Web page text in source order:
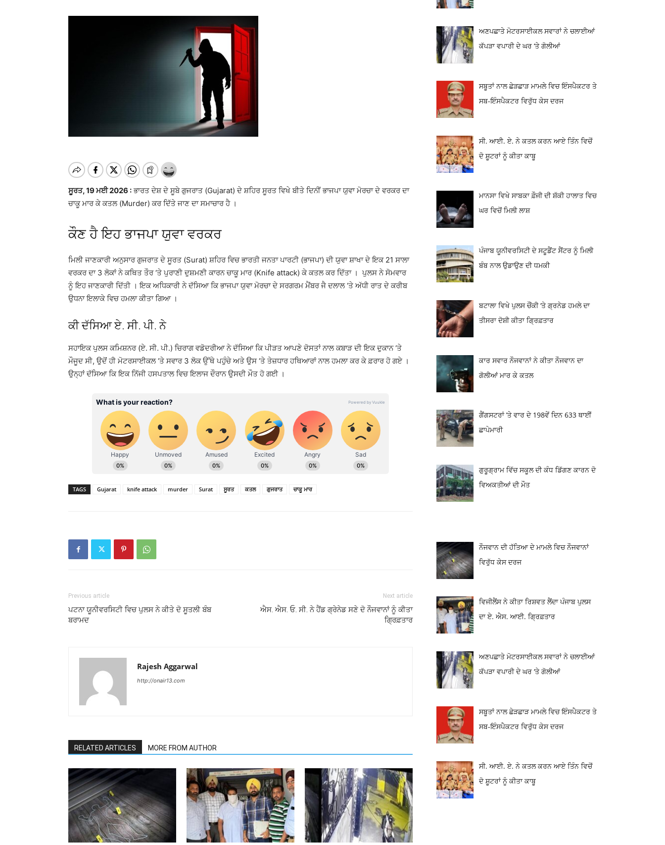
ਸੂਰਤ, 19 ਮਈ 2026 : ਭਾਰਤ ਦੇਸ਼ ਦੇ ਸੂਬੇ ਗੁਜਰਾਤ (Gujarat) ਦੇ ਸ਼ਹਿਰ ਸੂਰਤ ਵਿਖੇ ਬੀਤੇ ਦਿਨੀਂ ਭਾਜਪਾ ਯੁਵਾ ਮੋਰਚਾ ਦੇ ਵਰਕਰ ਦਾ
ਚਾਕੂ ਮਾਰ ਕੇ ਕਤਲ (Murder) ਕਰ ਦਿੱਤੇ ਜਾਣ ਦਾ ਸਮਾਚਾਰ ਹੈ ।
ਕੌਣ ਹੈ ਇਹ ਭਾਜਪਾ ਯੁਵਾ ਵਰਕਰ
ਮਿਲੀ ਜਾਣਕਾਰੀ ਅਨੁਸਾਰ ਗੁਜਰਾਤ ਦੇ ਸੂਰਤ (Surat) ਸ਼ਹਿਰ ਵਿਚ ਭਾਰਤੀ ਜਨਤਾ ਪਾਰਟੀ (ਭਾਜਪਾ) ਦੀ ਯੁਵਾ ਸ਼ਾਖਾ ਦੇ ਇਕ 21 ਸਾਲਾ
ਵਰਕਰ ਦਾ 3 ਲੋਕਾਂ ਨੇ ਕਥਿਤ ਤੌਰ ‘ਤੇ ਪੁਰਾਣੀ ਦੁਸ਼ਮਣੀ ਕਾਰਨ ਚਾਕੂ ਮਾਰ (Knife attack) ਕੇ ਕਤਲ ਕਰ ਦਿੱਤਾ । ਪੁਲਸ ਨੇ ਸੋਮਵਾਰ
ਨੂੰ ਇਹ ਜਾਣਕਾਰੀ ਦਿੱਤੀ । ਇਕ ਅਧਿਕਾਰੀ ਨੇ ਦੱਸਿਆ ਕਿ ਭਾਜਪਾ ਯੁਵਾ ਮੋਰਚਾ ਦੇ ਸਰਗਰਮ ਮੈਂਬਰ ਜੈ ਦਲਾਲ ‘ਤੇ ਅੱਧੀ ਰਾਤ ਦੇ ਕਰੀਬ
ਉਧਨਾ ਇਲਾਕੇ ਵਿਚ ਹਮਲਾ ਕੀਤਾ ਗਿਆ ।
ਕੀ ਦੱਸਿਆ ਏ. ਸੀ. ਪੀ. ਨੇ
ਸਹਾਇਕ ਪੁਲਸ ਕਮਿਸ਼ਨਰ (ਏ. ਸੀ. ਪੀ.) ਚਿਰਾਗ ਵਡੋਦਰੀਆ ਨੇ ਦੱਸਿਆ ਕਿ ਪੀੜਤ ਆਪਣੇ ਦੋਸਤਾਂ ਨਾਲ ਕਬਾੜ ਦੀ ਇਕ ਦੁਕਾਨ ‘ਤੇ
ਮੌਜੂਦ ਸੀ, ਉਦੋਂ ਹੀ ਮੋਟਰਸਾਈਕਲ ‘ਤੇ ਸਵਾਰ 3 ਲੋਕ ਉੱਥੇ ਪਹੁੰਚੇ ਅਤੇ ਉਸ ‘ਤੇ ਤੇਜ਼ਧਾਰ ਹਥਿਆਰਾਂ ਨਾਲ ਹਮਲਾ ਕਰ ਕੇ ਫ਼ਰਾਰ ਹੋ ਗਏ ।
ਉਨ੍ਹਾਂ ਦੱਸਿਆ ਕਿ ਇਕ ਨਿੱਜੀ ਹਸਪਤਾਲ ਵਿਚ ਇਲਾਜ ਦੌਰਾਨ ਉਸਦੀ ਮੌਤ ਹੋ ਗਈ ।
TAGS Gujarat knife attack murder Surat ਸੂਰਤ ਕਤਲ ਗੁਜਰਾਤ ਚਾਕੂ ਮਾਰ
Previous article
ਪਟਨਾ ਯੂਨੀਵਰਸਿਟੀ ਵਿਚ ਪੁਲਸ ਨੇ ਕੀਤੇ ਦੋ ਸੂਤਲੀ ਬੰਬ
ਬਰਾਮਦ
Next article
ਐਸ. ਐਸ. ਓ. ਸੀ. ਨੇ ਹੈਂਡ ਗ੍ਰੇਨੇਡ ਸਣੇ ਦੋ ਨੌਜਵਾਨਾਂ ਨੂੰ ਕੀਤਾ
ਗ੍ਰਿਫ਼ਤਾਰ
Rajesh Aggarwal
http://onair13.com
RELATED ARTICLES MORE FROM AUTHOR
ਅਣਪਛਾਤੇ ਮੋਟਰਸਾਈਕਲ ਸਵਾਰਾਂ ਨੇ ਚਲਾਈਆਂ
ਕੱਪੜਾ ਵਪਾਰੀ ਦੇ ਘਰ ‘ਤੇ ਗੋਲੀਆਂ
ਸਬੂਤਾਂ ਨਾਲ ਛੇੜਛਾੜ ਮਾਮਲੇ ਵਿਚ ਇੰਸਪੈਕਟਰ ਤੇ
ਸਬ-ਇੰਸਪੈਕਟਰ ਵਿਰੁੱਧ ਕੇਸ ਦਰਜ
ਸੀ. ਆਈ. ਏ. ਨੇ ਕਤਲ ਕਰਨ ਆਏ ਤਿੰਨ ਵਿਚੋਂ
ਦੋ ਸ਼ੂਟਰਾਂ ਨੂੰ ਕੀਤਾ ਕਾਬੂ
ਮਾਨਸਾ ਵਿਖੇ ਸਾਬਕਾ ਫ਼ੌਜੀ ਦੀ ਸ਼ੱਕੀ ਹਾਲਾਤ ਵਿਚ
ਘਰ ਵਿਚੋਂ ਮਿਲੀ ਲਾਸ਼
ਪੰਜਾਬ ਯੂਨੀਵਰਸਿਟੀ ਦੇ ਸਟੂਡੈਂਟ ਸੈਂਟਰ ਨੂੰ ਮਿਲੀ
ਬੰਬ ਨਾਲ ਉਡਾਉਣ ਦੀ ਧਮਕੀ
ਬਟਾਲਾ ਵਿਖੇ ਪੁਲਸ ਚੌਂਕੀ ‘ਤੇ ਗ੍ਰਨੇਡ ਹਮਲੇ ਦਾ
ਤੀਸਰਾ ਦੋਸ਼ੀ ਕੀਤਾ ਗ੍ਰਿਫ਼ਤਾਰ
ਕਾਰ ਸਵਾਰ ਨੌਜਵਾਨਾਂ ਨੇ ਕੀਤਾ ਨੌਜਵਾਨ ਦਾ
ਗੋਲੀਆਂ ਮਾਰ ਕੇ ਕਤਲ
ਗੈਂਗਸਟਰਾਂ ’ਤੇ ਵਾਰ ਦੇ 198ਵੇਂ ਦਿਨ 633 ਥਾਈਂ
ਛਾਪੇਮਾਰੀ
ਗੁਰੂਗ੍ਰਾਮ ਵਿੱਚ ਸਕੂਲ ਦੀ ਕੰਧ ਡਿੱਗਣ ਕਾਰਨ ਦੋ
ਵਿਅਕਤੀਆਂ ਦੀ ਮੌਤ
ਨੌਜਵਾਨ ਦੀ ਹੱਤਿਆ ਦੇ ਮਾਮਲੇ ਵਿਚ ਨੌਜਵਾਨਾਂ
ਵਿਰੁੱਧ ਕੇਸ ਦਰਜ
ਵਿਜੀਲੈਂਸ ਨੇ ਕੀਤਾ ਰਿਸ਼ਵਤ ਲੈਂਦਾ ਪੰਜਾਬ ਪੁਲਸ
ਦਾ ਏ. ਐਸ. ਆਈ. ਗ੍ਰਿਫ਼ਤਾਰ
ਅਣਪਛਾਤੇ ਮੋਟਰਸਾਈਕਲ ਸਵਾਰਾਂ ਨੇ ਚਲਾਈਆਂ
ਕੱਪੜਾ ਵਪਾਰੀ ਦੇ ਘਰ ‘ਤੇ ਗੋਲੀਆਂ
ਸਬੂਤਾਂ ਨਾਲ ਛੇੜਛਾੜ ਮਾਮਲੇ ਵਿਚ ਇੰਸਪੈਕਟਰ ਤੇ
ਸਬ-ਇੰਸਪੈਕਟਰ ਵਿਰੁੱਧ ਕੇਸ ਦਰਜ
ਸੀ. ਆਈ. ਏ. ਨੇ ਕਤਲ ਕਰਨ ਆਏ ਤਿੰਨ ਵਿਚੋਂ
ਦੋ ਸ਼ੂਟਰਾਂ ਨੂੰ ਕੀਤਾ ਕਾਬੂ